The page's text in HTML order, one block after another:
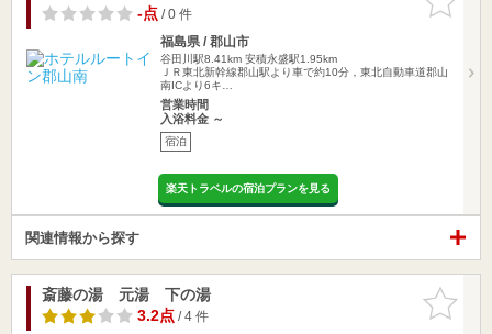
りに追加
-点/ 0 件
福島県 / 郡山市
谷田川駅8.41km 安積永盛駅1.95km
ＪＲ東北新幹線郡山駅より車で約10分，東北自動車道郡山
南ICより6キ…
営業時間
入浴料金 ～
宿泊
楽天トラベルの宿泊プランを見る
関連情報から探す
お気に入
りに追加
斎藤の湯 元湯 下の湯
3.2点/ 4 件